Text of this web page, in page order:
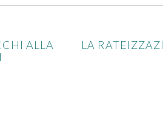
ALLA
LA